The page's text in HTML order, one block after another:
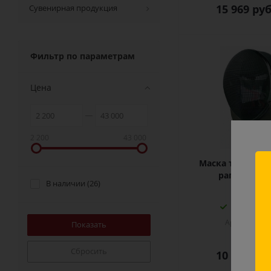
15 969
Маска
рапира
10 899
Сувенирная продукция
Фильтр по параметрам
Цена
В наличии (26)